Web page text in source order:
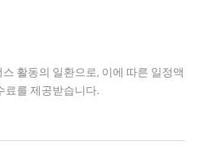
활동의 일환으로, 이에 따른 일정액
료를 제공받습니다.